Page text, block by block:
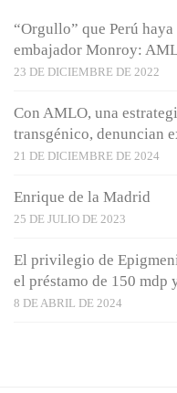
“Orgullo” que Perú
embajador Monroy:
23 DE DICIEMBRE DE 2022
Con AMLO, una
transgénico, denuncian
21 DE DICIEMBRE DE 2024
Enrique de la Madrid
25 DE JULIO DE 2023
El privilegio de
el préstamo de 150 mdp
8 DE ABRIL DE 2024